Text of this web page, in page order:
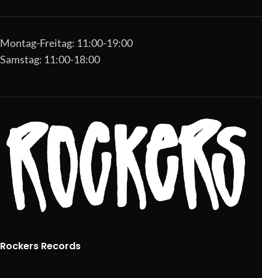
Montag-Freitag: 11:00-19:00
Samstag: 11:00-18:00
Rockers Records